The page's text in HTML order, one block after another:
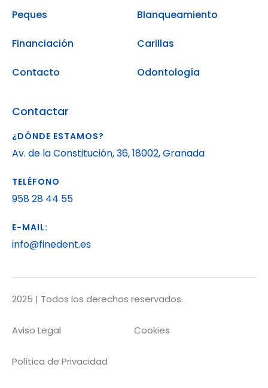
Peques
Financiación
Contacto
Blanqueamiento
Carillas
Odontología
Contactar
¿DÓNDE ESTAMOS?
Av. de la Constitución, 36, 18002, Granada
TELÉFONO
958 28 44 55
E-MAIL:
info@finedent.es
2025 | Todos los derechos reservados.
Aviso Legal Cookies
Política de Privacidad